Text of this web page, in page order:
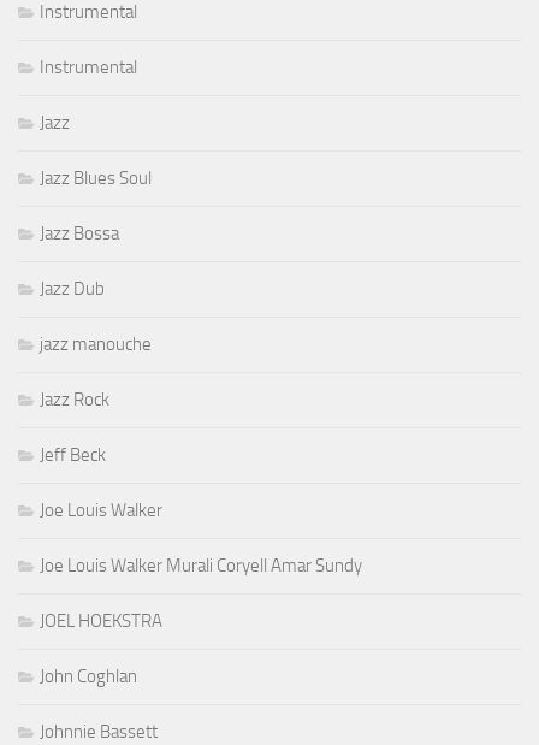
Instrumental
Instrumental
Jazz
Jazz Blues Soul
Jazz Bossa
Jazz Dub
jazz manouche
Jazz Rock
Jeff Beck
Joe Louis Walker
Joe Louis Walker Murali Coryell Amar Sundy
JOEL HOEKSTRA
John Coghlan
Johnnie Bassett